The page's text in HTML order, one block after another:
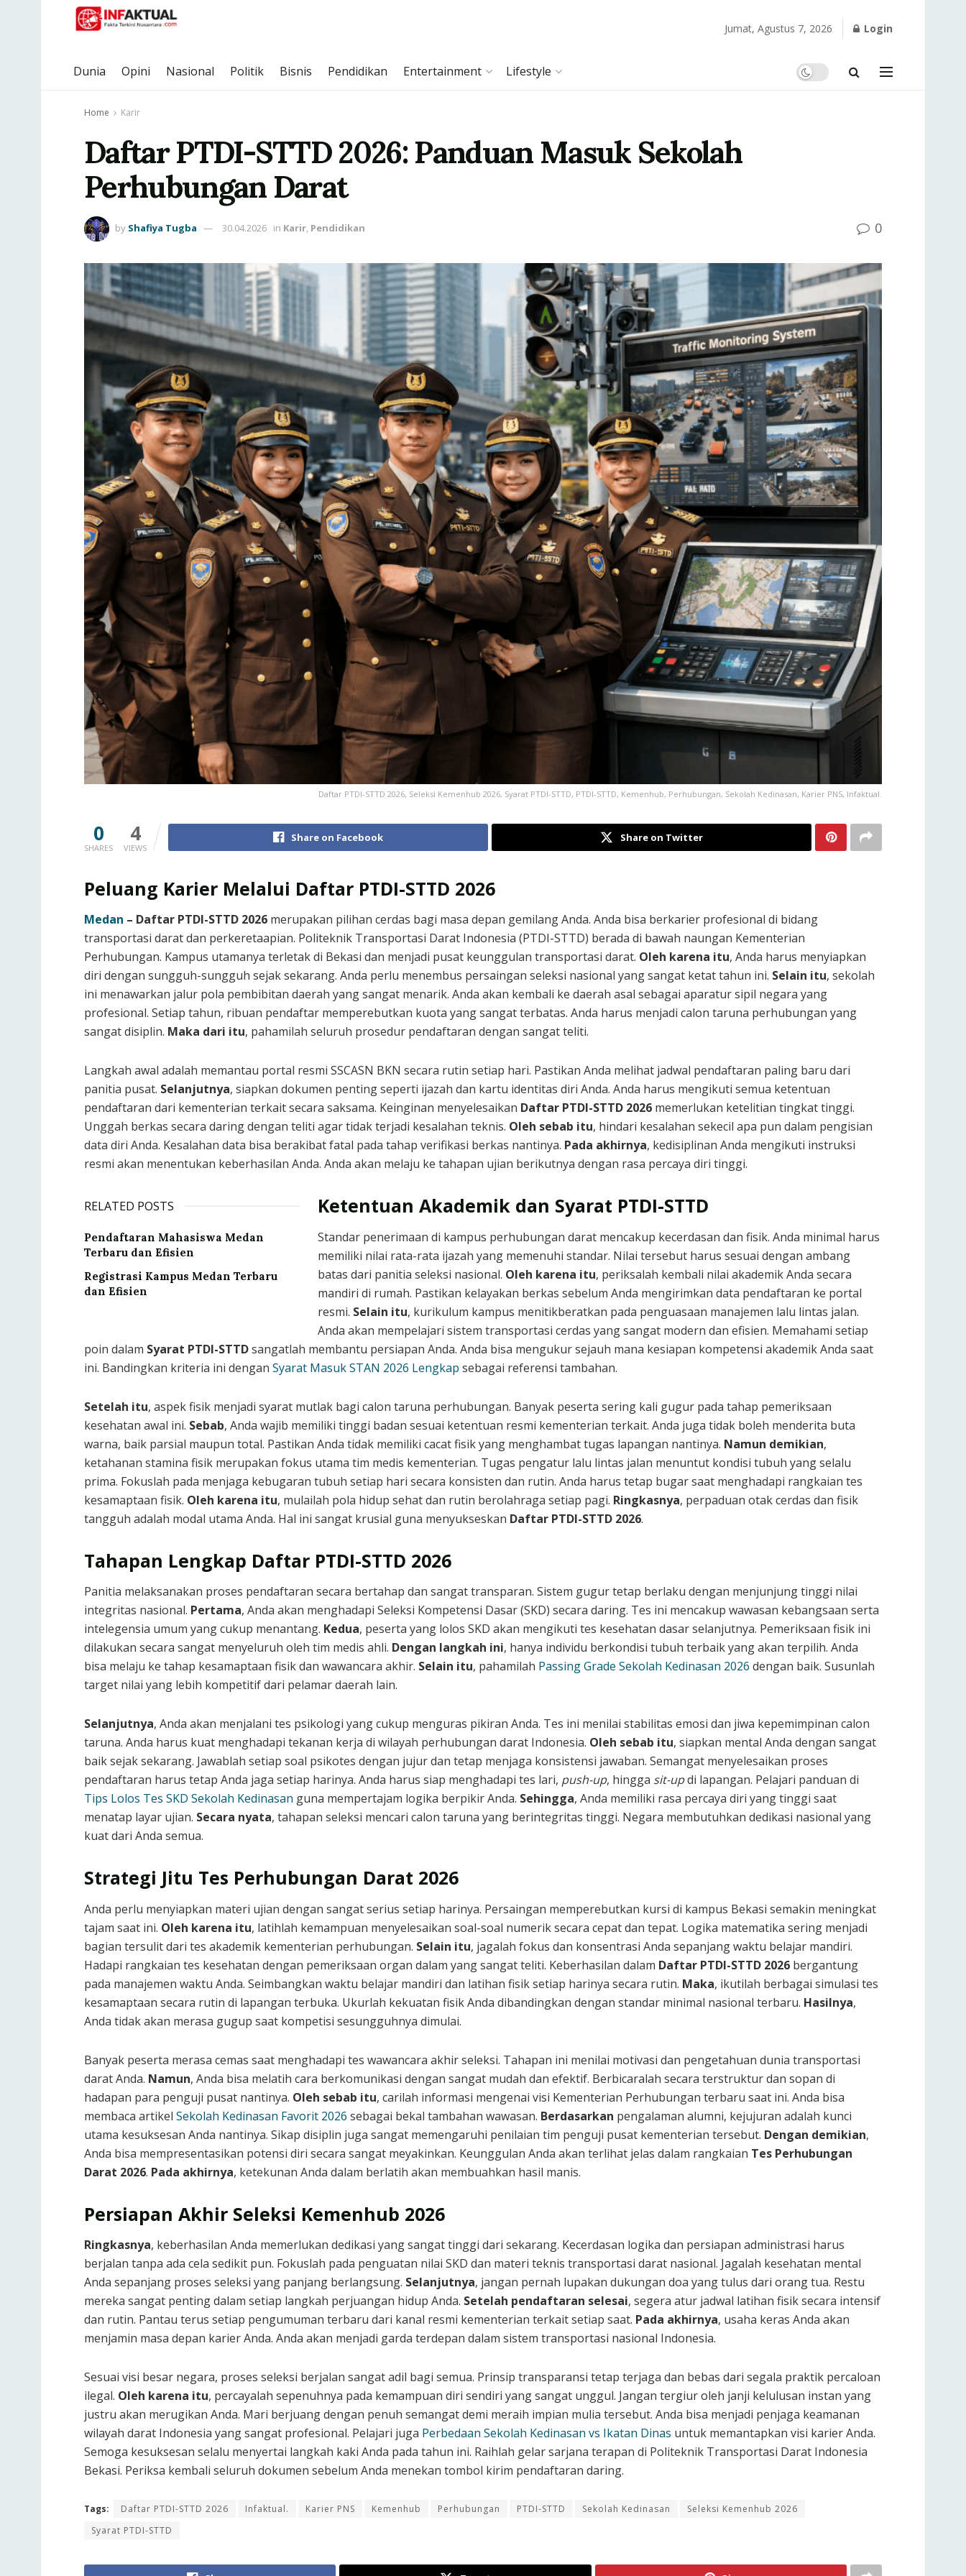
Jumat, Agustus 7, 2026 Login
Dunia Opini Nasional Politik Bisnis Pendidikan Entertainment Lifestyle
Home Karir
Daftar PTDI-STTD 2026: Panduan Masuk Sekolah
Perhubungan Darat
by Shafiya Tugba 30.04.2026 in Karir, Pendidikan 0
Daftar PTDI-STTD 2026, Seleksi Kemenhub 2026, Syarat PTDI-STTD, PTDI-STTD, Kemenhub, Perhubungan, Sekolah Kedinasan, Karier PNS, Infaktual.
0
SHARES
4
VIEWS
Share on Facebook Share on Twitter
Peluang Karier Melalui Daftar PTDI-STTD 2026
Medan – Daftar PTDI-STTD 2026 merupakan pilihan cerdas bagi masa depan gemilang Anda. Anda bisa berkarier profesional di bidang
transportasi darat dan perkeretaapian. Politeknik Transportasi Darat Indonesia (PTDI-STTD) berada di bawah naungan Kementerian
Perhubungan. Kampus utamanya terletak di Bekasi dan menjadi pusat keunggulan transportasi darat. Oleh karena itu, Anda harus menyiapkan
diri dengan sungguh-sungguh sejak sekarang. Anda perlu menembus persaingan seleksi nasional yang sangat ketat tahun ini. Selain itu, sekolah
ini menawarkan jalur pola pembibitan daerah yang sangat menarik. Anda akan kembali ke daerah asal sebagai aparatur sipil negara yang
profesional. Setiap tahun, ribuan pendaftar memperebutkan kuota yang sangat terbatas. Anda harus menjadi calon taruna perhubungan yang
sangat disiplin. Maka dari itu, pahamilah seluruh prosedur pendaftaran dengan sangat teliti.
Langkah awal adalah memantau portal resmi SSCASN BKN secara rutin setiap hari. Pastikan Anda melihat jadwal pendaftaran paling baru dari
panitia pusat. Selanjutnya, siapkan dokumen penting seperti ijazah dan kartu identitas diri Anda. Anda harus mengikuti semua ketentuan
pendaftaran dari kementerian terkait secara saksama. Keinginan menyelesaikan Daftar PTDI-STTD 2026 memerlukan ketelitian tingkat tinggi.
Unggah berkas secara daring dengan teliti agar tidak terjadi kesalahan teknis. Oleh sebab itu, hindari kesalahan sekecil apa pun dalam pengisian
data diri Anda. Kesalahan data bisa berakibat fatal pada tahap verifikasi berkas nantinya. Pada akhirnya, kedisiplinan Anda mengikuti instruksi
resmi akan menentukan keberhasilan Anda. Anda akan melaju ke tahapan ujian berikutnya dengan rasa percaya diri tinggi.
RELATED POSTS
Pendaftaran Mahasiswa Medan
Terbaru dan Efisien
Registrasi Kampus Medan Terbaru
dan Efisien
Ketentuan Akademik dan Syarat PTDI-STTD
Standar penerimaan di kampus perhubungan darat mencakup kecerdasan dan fisik. Anda minimal harus
memiliki nilai rata-rata ijazah yang memenuhi standar. Nilai tersebut harus sesuai dengan ambang
batas dari panitia seleksi nasional. Oleh karena itu, periksalah kembali nilai akademik Anda secara
mandiri di rumah. Pastikan kelayakan berkas sebelum Anda mengirimkan data pendaftaran ke portal
resmi. Selain itu, kurikulum kampus menitikberatkan pada penguasaan manajemen lalu lintas jalan.
Anda akan mempelajari sistem transportasi cerdas yang sangat modern dan efisien. Memahami setiap
poin dalam Syarat PTDI-STTDsangatlah membantu persiapan Anda. Anda bisa mengukur sejauh mana kesiapan kompetensi akademik Anda saat
ini. Bandingkan kriteria ini dengan Syarat Masuk STAN 2026 Lengkap sebagai referensi tambahan.
Setelah itu, aspek fisik menjadi syarat mutlak bagi calon taruna perhubungan. Banyak peserta sering kali gugur pada tahap pemeriksaan
kesehatan awal ini. Sebab, Anda wajib memiliki tinggi badan sesuai ketentuan resmi kementerian terkait. Anda juga tidak boleh menderita buta
warna, baik parsial maupun total. Pastikan Anda tidak memiliki cacat fisik yang menghambat tugas lapangan nantinya. Namun demikian,
ketahanan stamina fisik merupakan fokus utama tim medis kementerian. Tugas pengatur lalu lintas jalan menuntut kondisi tubuh yang selalu
prima. Fokuslah pada menjaga kebugaran tubuh setiap hari secara konsisten dan rutin. Anda harus tetap bugar saat menghadapi rangkaian tes
kesamaptaan fisik. Oleh karena itu, mulailah pola hidup sehat dan rutin berolahraga setiap pagi. Ringkasnya, perpaduan otak cerdas dan fisik
tangguh adalah modal utama Anda. Hal ini sangat krusial guna menyukseskan Daftar PTDI-STTD 2026.
Tahapan Lengkap Daftar PTDI-STTD 2026
Panitia melaksanakan proses pendaftaran secara bertahap dan sangat transparan. Sistem gugur tetap berlaku dengan menjunjung tinggi nilai
integritas nasional. Pertama, Anda akan menghadapi Seleksi Kompetensi Dasar (SKD) secara daring. Tes ini mencakup wawasan kebangsaan serta
intelegensia umum yang cukup menantang. Kedua, peserta yang lolos SKD akan mengikuti tes kesehatan dasar selanjutnya. Pemeriksaan fisik ini
dilakukan secara sangat menyeluruh oleh tim medis ahli. Dengan langkah ini, hanya individu berkondisi tubuh terbaik yang akan terpilih. Anda
bisa melaju ke tahap kesamaptaan fisik dan wawancara akhir. Selain itu, pahamilah Passing Grade Sekolah Kedinasan 2026 dengan baik. Susunlah
target nilai yang lebih kompetitif dari pelamar daerah lain.
Selanjutnya, Anda akan menjalani tes psikologi yang cukup menguras pikiran Anda. Tes ini menilai stabilitas emosi dan jiwa kepemimpinan calon
taruna. Anda harus kuat menghadapi tekanan kerja di wilayah perhubungan darat Indonesia. Oleh sebab itu, siapkan mental Anda dengan sangat
baik sejak sekarang. Jawablah setiap soal psikotes dengan jujur dan tetap menjaga konsistensi jawaban. Semangat menyelesaikan proses
pendaftaran harus tetap Anda jaga setiap harinya. Anda harus siap menghadapi tes lari, push-up, hingga sit-updi lapangan. Pelajari panduan di
Tips Lolos Tes SKD Sekolah Kedinasan guna mempertajam logika berpikir Anda. Sehingga, Anda memiliki rasa percaya diri yang tinggi saat
menatap layar ujian. Secara nyata, tahapan seleksi mencari calon taruna yang berintegritas tinggi. Negara membutuhkan dedikasi nasional yang
kuat dari Anda semua.
Strategi Jitu Tes Perhubungan Darat 2026
Anda perlu menyiapkan materi ujian dengan sangat serius setiap harinya. Persaingan memperebutkan kursi di kampus Bekasi semakin meningkat
tajam saat ini. Oleh karena itu, latihlah kemampuan menyelesaikan soal-soal numerik secara cepat dan tepat. Logika matematika sering menjadi
bagian tersulit dari tes akademik kementerian perhubungan. Selain itu, jagalah fokus dan konsentrasi Anda sepanjang waktu belajar mandiri.
Hadapi rangkaian tes kesehatan dengan pemeriksaan organ dalam yang sangat teliti. Keberhasilan dalam Daftar PTDI-STTD 2026 bergantung
pada manajemen waktu Anda. Seimbangkan waktu belajar mandiri dan latihan fisik setiap harinya secara rutin. Maka, ikutilah berbagai simulasi tes
kesamaptaan secara rutin di lapangan terbuka. Ukurlah kekuatan fisik Anda dibandingkan dengan standar minimal nasional terbaru. Hasilnya,
Anda tidak akan merasa gugup saat kompetisi sesungguhnya dimulai.
Banyak peserta merasa cemas saat menghadapi tes wawancara akhir seleksi. Tahapan ini menilai motivasi dan pengetahuan dunia transportasi
darat Anda. Namun, Anda bisa melatih cara berkomunikasi dengan sangat mudah dan efektif. Berbicaralah secara terstruktur dan sopan di
hadapan para penguji pusat nantinya. Oleh sebab itu, carilah informasi mengenai visi Kementerian Perhubungan terbaru saat ini. Anda bisa
membaca artikel Sekolah Kedinasan Favorit 2026 sebagai bekal tambahan wawasan. Berdasarkan pengalaman alumni, kejujuran adalah kunci
utama kesuksesan Anda nantinya. Sikap disiplin juga sangat memengaruhi penilaian tim penguji pusat kementerian tersebut. Dengan demikian,
Anda bisa mempresentasikan potensi diri secara sangat meyakinkan. Keunggulan Anda akan terlihat jelas dalam rangkaian Tes Perhubungan
Darat 2026. Pada akhirnya, ketekunan Anda dalam berlatih akan membuahkan hasil manis.
Persiapan Akhir Seleksi Kemenhub 2026
Ringkasnya, keberhasilan Anda memerlukan dedikasi yang sangat tinggi dari sekarang. Kecerdasan logika dan persiapan administrasi harus
berjalan tanpa ada cela sedikit pun. Fokuslah pada penguatan nilai SKD dan materi teknis transportasi darat nasional. Jagalah kesehatan mental
Anda sepanjang proses seleksi yang panjang berlangsung. Selanjutnya, jangan pernah lupakan dukungan doa yang tulus dari orang tua. Restu
mereka sangat penting dalam setiap langkah perjuangan hidup Anda. Setelah pendaftaran selesai, segera atur jadwal latihan fisik secara intensif
dan rutin. Pantau terus setiap pengumuman terbaru dari kanal resmi kementerian terkait setiap saat. Pada akhirnya, usaha keras Anda akan
menjamin masa depan karier Anda. Anda akan menjadi garda terdepan dalam sistem transportasi nasional Indonesia.
Sesuai visi besar negara, proses seleksi berjalan sangat adil bagi semua. Prinsip transparansi tetap terjaga dan bebas dari segala praktik percaloan
ilegal. Oleh karena itu, percayalah sepenuhnya pada kemampuan diri sendiri yang sangat unggul. Jangan tergiur oleh janji kelulusan instan yang
justru akan merugikan Anda. Mari berjuang dengan penuh semangat demi meraih impian mulia tersebut. Anda bisa menjadi penjaga keamanan
wilayah darat Indonesia yang sangat profesional. Pelajari juga Perbedaan Sekolah Kedinasan vs Ikatan Dinas untuk memantapkan visi karier Anda.
Semoga kesuksesan selalu menyertai langkah kaki Anda pada tahun ini. Raihlah gelar sarjana terapan di Politeknik Transportasi Darat Indonesia
Bekasi. Periksa kembali seluruh dokumen sebelum Anda menekan tombol kirim pendaftaran daring.
Tags: Daftar PTDI-STTD 2026 Infaktual. Karier PNS Kemenhub Perhubungan PTDI-STTD Sekolah Kedinasan
Seleksi Kemenhub 2026
Syarat PTDI-STTD